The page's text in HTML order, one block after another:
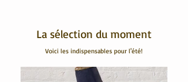
La sélection du moment
Voici les indispensables pour l'été!